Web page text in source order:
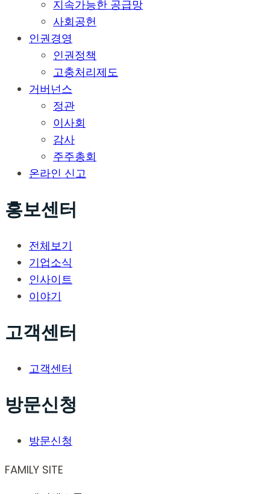
지속가능한 공급망
사회공헌
인권경영
인권정책
고충처리제도
거버넌스
정관
이사회
감사
주주총회
온라인 신고
홍보센터
전체보기
기업소식
인사이트
이야기
고객센터
고객센터
방문신청
방문신청
FAMILY SITE